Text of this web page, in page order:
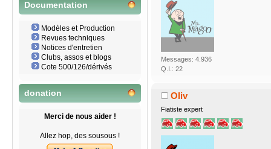
Documentation
Modèles et Production
Revues techniques
Notices d'entretien
Clubs, assos et blogs
Cote 500/126/dérivés
donation
Merci de nous aider !
Allez hop, des sousous !
Messages: 4.936
Q.I.: 22
Oliv
Fiatiste expert